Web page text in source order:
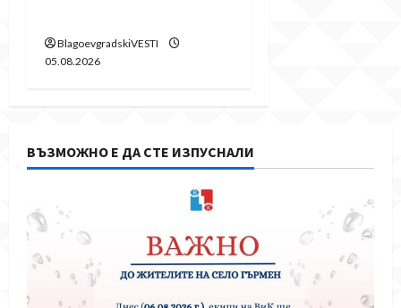
BlagoevgradskiVESTI
05.08.2026
ВЪЗМОЖНО Е ДА СТЕ ИЗПУСНАЛИ